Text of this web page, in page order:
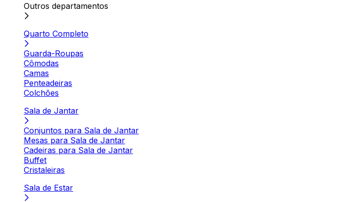
Outros departamentos
Quarto Completo
Guarda-Roupas
Cômodas
Camas
Penteadeiras
Colchões
Sala de Jantar
Conjuntos para Sala de Jantar
Mesas para Sala de Jantar
Cadeiras para Sala de Jantar
Buffet
Cristaleiras
Sala de Estar